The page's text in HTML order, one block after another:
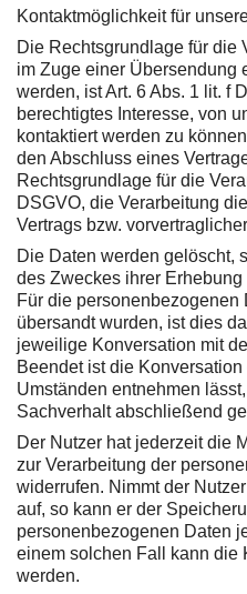
Kontaktmöglichkeit für
Die Rechtsgrundlage für die
im Zuge einer Übersendung
werden, ist Art. 6 Abs. 1 lit. f
berechtigtes Interesse, von
kontaktiert werden zu
den Abschluss eines
Rechtsgrundlage für die
DSGVO, die Verarbeitung
Vertrags bzw.
Die Daten werden gelöscht,
des Zweckes ihrer
Für die personenbezogenen
übersandt wurden, ist dies
jeweilige Konversation mit
Beendet ist die
Umständen entnehmen
Sachverhalt abschließend
Der Nutzer hat jederzeit die
zur Verarbeitung der
widerrufen. Nimmt der
auf, so kann er der
personenbezogenen Daten
einem solchen Fall kann die
werden.